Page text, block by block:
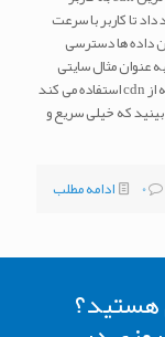
تا کاربر با سرعت
داده ها دسترسی
عنوان مثال سایتی
مانند گوگل که از cdn استفاده می کند
بینید که خیلی سریع و
0
ادامه مطلب
هستید؟